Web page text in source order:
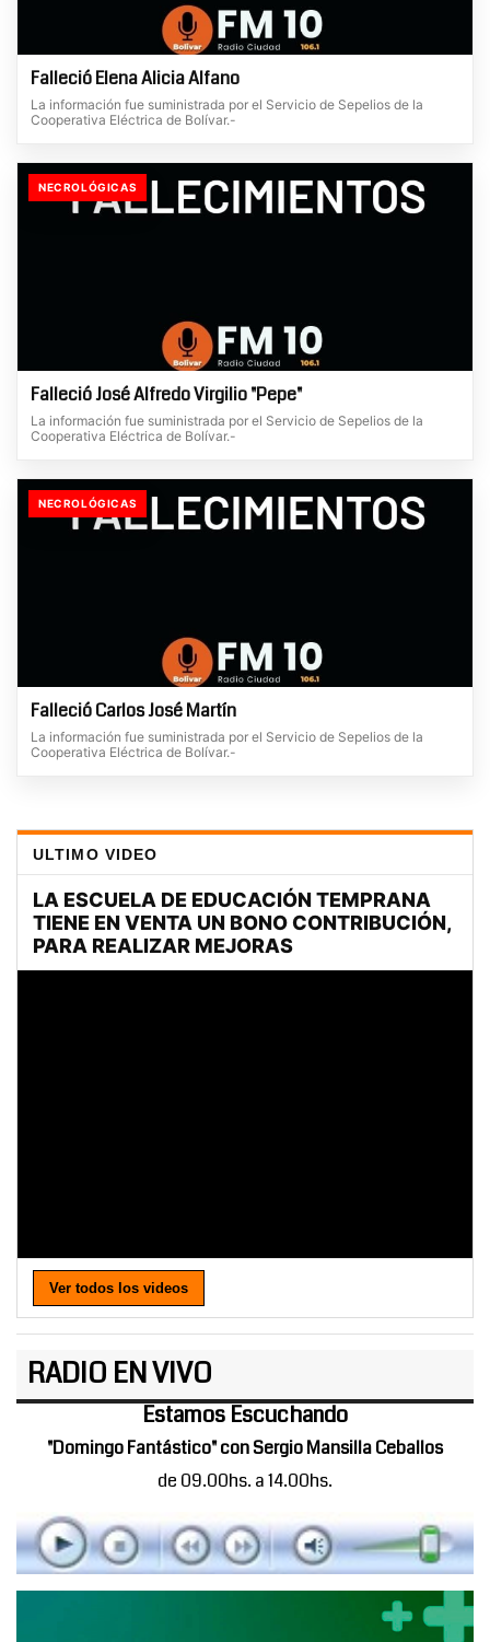
Falleció Elena Alicia Alfano
La información fue suministrada por el Servicio de Sepelios de la
Cooperativa Eléctrica de Bolívar.-
NECROLÓGICAS
Falleció José Alfredo Virgilio "Pepe"
La información fue suministrada por el Servicio de Sepelios de la
Cooperativa Eléctrica de Bolívar.-
NECROLÓGICAS
Falleció Carlos José Martín
La información fue suministrada por el Servicio de Sepelios de la
Cooperativa Eléctrica de Bolívar.-
ULTIMO VIDEO
Ver todos los videos
RADIO EN VIVO
Estamos Escuchando
"Domingo Fantástico" con Sergio Mansilla Ceballos
de 09.00hs. a 14.00hs.